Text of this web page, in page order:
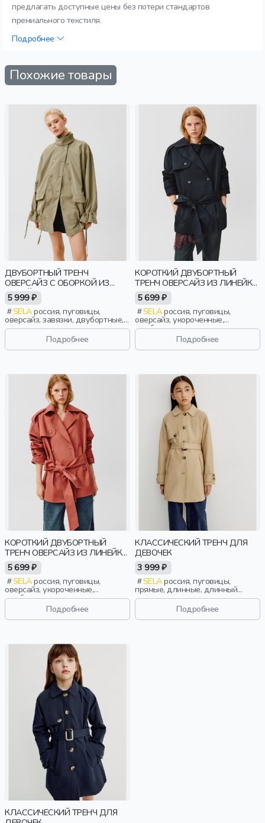
предлагать доступные цены без потери стандартов
премиального текстиля.
Подробнее
Похожие товары
ДВУБОРТНЫЙ ТРЕНЧ
ОВЕРСАЙЗ С ОБОРКОЙ ИЗ
5 999 ₽
SELAроссия, пуговицы,
оверсайз, завязки, двубортные,
резинка, застежка, складки,
клапан, стопперы, оборка,
манжета, свободные, карман,
кулиска, воротник, объемные,
Подробнее
КОРОТКИЙ ДВУБОРТНЫЙ
ТРЕНЧ ОВЕРСАЙЗ ИЗ ЛИНЕЙКИ
YOUNG
5 699 ₽
SELAроссия, пуговицы,
оверсайз, укороченные,
двубортные, короткие,
свободные, прорези, воротник,
пояс, девочки, старшеклассники,
дети
Подробнее
КОРОТКИЙ ДВУБОРТНЫЙ
ТРЕНЧ ОВЕРСАЙЗ ИЗ ЛИНЕЙКИ
YOUNG
5 699 ₽
SELAроссия, пуговицы,
оверсайз, укороченные,
двубортные, короткие,
свободные, прорези, воротник,
пояс, девочки, старшеклассники,
дети
Подробнее
КЛАССИЧЕСКИЙ ТРЕНЧ ДЛЯ
ДЕВОЧЕК
3 999 ₽
SELAроссия, пуговицы,
прямые, длинные, длинный
рукав, застежка, школа, манжета,
свободные, прорези,
непромокаемые, воротник, пояс,
классика, девочки, дети
Подробнее
КЛАССИЧЕСКИЙ ТРЕНЧ ДЛЯ